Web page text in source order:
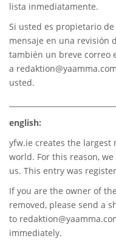
lista inmediatamente.
Si usted es propietario
mensaje en una revisión
también un breve correo
a redaktion@yaamma.com
usted.
english:
yfw.ie creates the largest
world. For this reason,
us. This entry was
If you are the owner of
removed, please send a
to
immediately.